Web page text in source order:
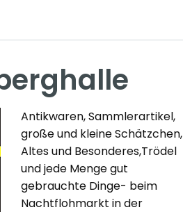
Antikwaren, Sammlerartikel,
große und kleine Schätzchen,
Altes und Besonderes,Trödel
und jede Menge gut
gebrauchte Dinge- beim
Nachtflohmarkt in der